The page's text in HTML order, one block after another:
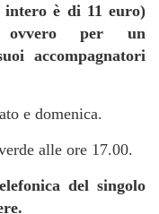
è di 11 euro)
per un
accompagnatori
e domenica.
alle ore 17.00.
del singolo